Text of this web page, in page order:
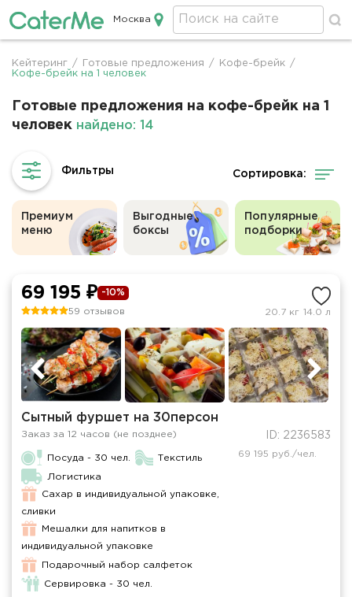
Кейтеринг в Москве
Москва
Строка
Кейтеринг / Готовые предложения / Кофе-брейк
/
Кофе-брейк на 1 человек
Готовые предложения на кофе-брейк на 1
человек найдено: 14
Сортировка:
Премиум
меню
Выгодные
боксы
Популярные
подборки
69 195 ₽ -10%
59 отзывов 20.7 кг 14.0 л
Сытный фуршет на 30персон
Заказ за 12 часов (не позднее) ID: 2236583
Посуда - 30 чел. Текстиль
Логистика
Сахар в индивидуальной упаковке,
сливки
Мешалки для напитков в
индивидуальной упаковке
Подарочный набор салфеток
Сервировка - 30 чел.
69 195 руб./чел.